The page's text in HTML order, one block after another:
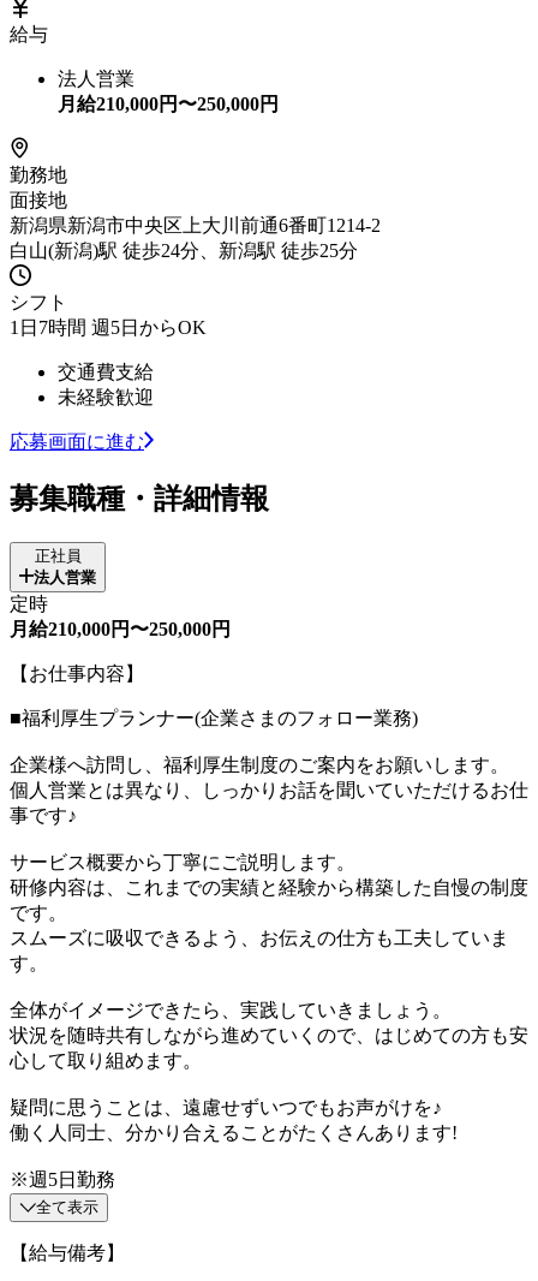
給与
法人営業
月給210,000円〜250,000円
勤務地
面接地
新潟県新潟市中央区上大川前通6番町1214-2
白山(新潟)駅 徒歩24分、新潟駅 徒歩25分
シフト
1日7時間 週5日からOK
交通費支給
未経験歓迎
応募画面に進む
募集職種・詳細情報
正社員
法人営業
定時
月給210,000円〜250,000円
【お仕事内容】
■福利厚生プランナー(企業さまのフォロー業務)
企業様へ訪問し、福利厚生制度のご案内をお願いします。
個人営業とは異なり、しっかりお話を聞いていただけるお仕
事です♪
サービス概要から丁寧にご説明します。
研修内容は、これまでの実績と経験から構築した自慢の制度
です。
スムーズに吸収できるよう、お伝えの仕方も工夫していま
す。
全体がイメージできたら、実践していきましょう。
状況を随時共有しながら進めていくので、はじめての方も安
心して取り組めます。
疑問に思うことは、遠慮せずいつでもお声がけを♪
働く人同士、分かり合えることがたくさんあります!
※週5日勤務
全て表示
【給与備考】